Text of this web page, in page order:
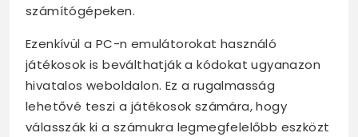
számítógépeken.
Ezenkívül a PC-n emulátorokat használó
játékosok is beválthatják a kódokat ugyanazon
hivatalos weboldalon. Ez a rugalmasság
lehetővé teszi a játékosok számára, hogy
válasszák ki a számukra legmegfelelőbb eszközt